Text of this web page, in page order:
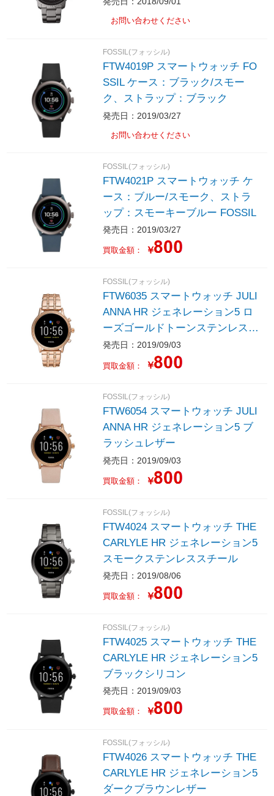
お問い合わせください
FOSSIL(フォッシル)
FTW4019P スマートウォッチ FO
SSIL ケース：ブラック/スモー
ク、ストラップ：ブラック
発売日：2019/03/27
お問い合わせください
FOSSIL(フォッシル)
FTW4021P スマートウォッチ ケ
ース：ブルー/スモーク、ストラ
ップ：スモーキーブルー FOSSIL
発売日：2019/03/27
買取金額： ￥
FOSSIL(フォッシル)
FTW6035 スマートウォッチ JULI
ANNA HR ジェネレーション5 ロ
ーズゴールドトーンステンレスス
チール
発売日：2019/09/03
買取金額： ￥
FOSSIL(フォッシル)
FTW6054 スマートウォッチ JULI
ANNA HR ジェネレーション5 ブ
ラッシュレザー
発売日：2019/09/03
買取金額： ￥
FOSSIL(フォッシル)
FTW4024 スマートウォッチ THE
CARLYLE HR ジェネレーション5
スモークステンレススチール
発売日：2019/08/06
買取金額： ￥
FOSSIL(フォッシル)
FTW4025 スマートウォッチ THE
CARLYLE HR ジェネレーション5
ブラックシリコン
発売日：2019/09/03
買取金額： ￥
FOSSIL(フォッシル)
FTW4026 スマートウォッチ THE
CARLYLE HR ジェネレーション5
ダークブラウンレザー